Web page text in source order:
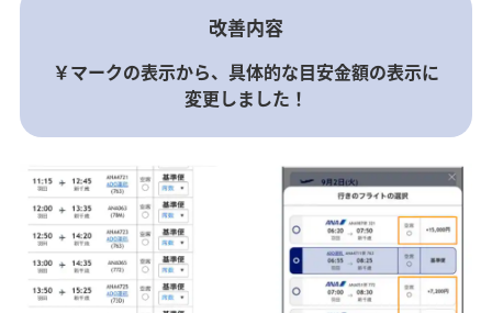
改善内容
￥マークの表示から、具体的な目安金額の表示に
変更しました！